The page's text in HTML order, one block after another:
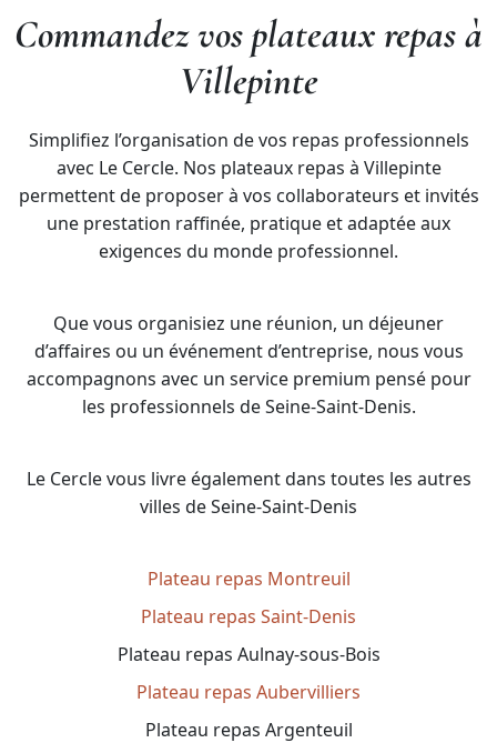
Commandez vos plateaux repas à
Villepinte
Simplifiez l’organisation de vos repas professionnels
avec Le Cercle. Nos plateaux repas à Villepinte
permettent de proposer à vos collaborateurs et invités
une prestation raffinée, pratique et adaptée aux
exigences du monde professionnel.
Que vous organisiez une réunion, un déjeuner
d’affaires ou un événement d’entreprise, nous vous
accompagnons avec un service premium pensé pour
les professionnels de Seine-Saint-Denis.
Le Cercle vous livre également dans toutes les autres
villes de Seine-Saint-Denis
Plateau repas Montreuil
Plateau repas Saint-Denis
Plateau repas Aulnay-sous-Bois
Plateau repas Aubervilliers
Plateau repas Argenteuil